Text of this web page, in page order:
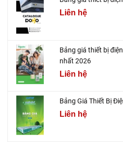
Liên hệ
Bảng giá thiết bị
nhất 2026
Liên hệ
Bảng Giá Thiết Bị
Liên hệ